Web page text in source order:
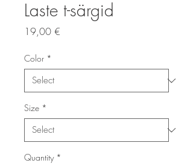
Laste t-särgid
19,00 €
Color *
Size *
Quantity *